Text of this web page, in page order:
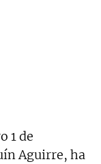
1 de
Aguirre, ha